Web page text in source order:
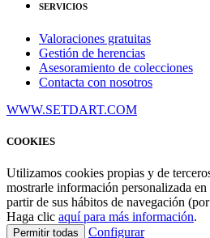
SERVICIOS
Valoraciones gratuitas
Gestión de herencias
Asesoramiento de colecciones
Contacta con nosotros
WWW.SETDART.COM
COOKIES
Utilizamos cookies propias y de
mostrarle información personalizada
partir de sus hábitos de navegación
Haga clic aquí para más información.
Permitir todas Configurar